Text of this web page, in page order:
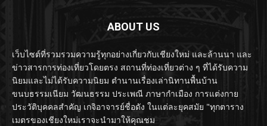
ABOUT US
เว็บไซต์ที่รวมรวมความรู้ทุกอย่างเกี่ยวกับเชียงใหม่ และล้านนา และ
ข่าวสารการท่องเที่ยวโดยตรง สถานที่ท่องเที่ยวต่าง ๆ ที่ได้รับความ
นิยมและไม่ได้รับความนิยม ตำนานเรื่องเล่านิทานพื้นบ้าน
ขนบธรรมเนียม วัฒนธรรม ประเพณี ภาษากำเมือง การแต่งกาย
ประวัติบุคคลสำคัญ เกจิอาจารย์ชื่อดัง ในแต่ละยุคสมัย "ทุกตาราง
เมตรของเชียงใหม่เราจะนำมาให้คุณชม